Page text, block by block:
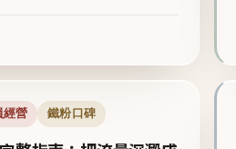
經營 鐵粉口碑